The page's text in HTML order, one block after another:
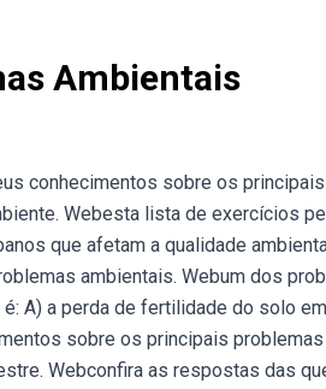
Ambientais
conhecimentos sobre os
Webesta lista de exercícios
que afetam a qualidade
ambientais. Webum dos
A) a perda de fertilidade do solo
sobre os principais
Webconfira as respostas das